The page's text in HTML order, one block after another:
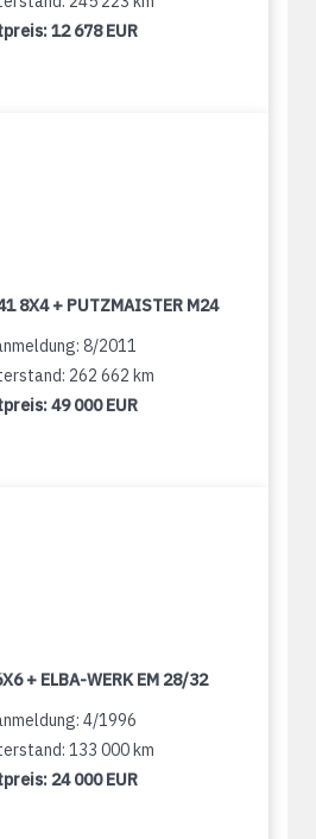
12 678 EUR
8X4 + PUTZMAISTER M24
8/2011
262 662 km
49 000 EUR
+ ELBA-WERK EM 28/32
4/1996
133 000 km
24 000 EUR